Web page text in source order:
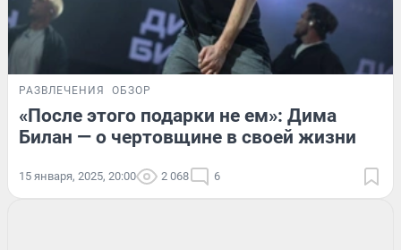
РАЗВЛЕЧЕНИЯ ОБЗОР
«После этого подарки не ем»: Дима
Билан — о чертовщине в своей жизни
15 января, 2025, 20:00 2 068 6